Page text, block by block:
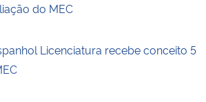
do MEC
Licenciatura recebe conceito 5